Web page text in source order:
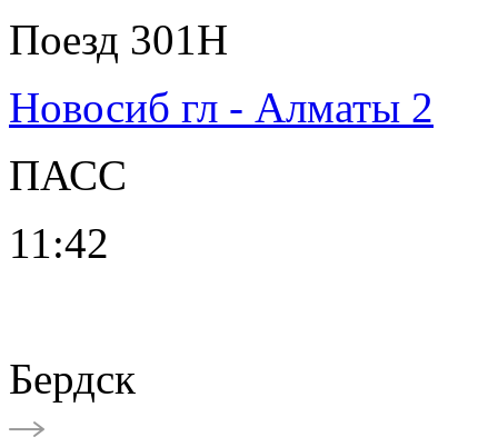
Поезд 301Н
Новосиб гл - Алматы 2
ПАСС
11:42
Бердск